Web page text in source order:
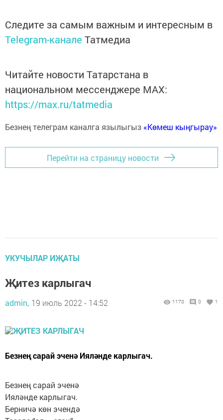
Следите за самым важным и интересным в
Telegram-канале Татмедиа
Читайте новости Татарстана в
национальном мессенджере MАХ:
https://max.ru/tatmedia
Безнең телеграм каналга язылыгыз «Көмеш кыңгырау»
Перейти на страницу новости
УКУЧЫЛАР ИҖАТЫ
Җитез карлыгач
admin, 19 июль 2022 - 14:52 1170 0 1
Безнең сарай эченә Ияләнде карлыгач.
Безнең сарай эченә
Ияләнде карлыгач.
Берничә көн эчендә